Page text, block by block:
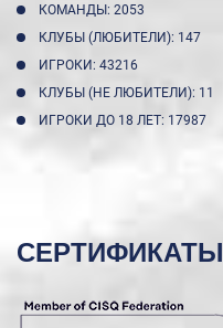
КОМАНДЫ: 2053
КЛУБЫ (ЛЮБИТЕЛИ): 147
ИГРОКИ: 43216
КЛУБЫ (НЕ ЛЮБИТЕЛИ): 11
ИГРОКИ ДО 18 ЛЕТ: 17987
СЕРТИФИКАТЫ